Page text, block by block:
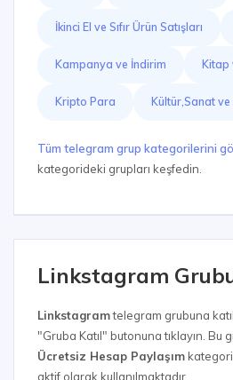
İkinci El ve Sıfır Ürün Satışları
Kampanya ve İndirim Kitap
Kripto Para Kültür,Sanat ve
Tüm telegram grup kategorilerini
kategorideki grupları keşfedin.
Linkstagram
Linkstagramtelegram grubuna
"Gruba Katıl" butonuna tıklayın. Bu
Ücretsiz Hesap Paylaşım
aktif olarak kullanılmaktadır.